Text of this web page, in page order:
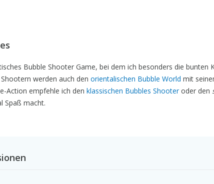
Bubble Shooter Game, bei dem ich besonders die bunten
werden auch den orientalischen Bubble World mit
Action empfehle ich den klassischen Bubbles Shooteroder den
Spaß macht.